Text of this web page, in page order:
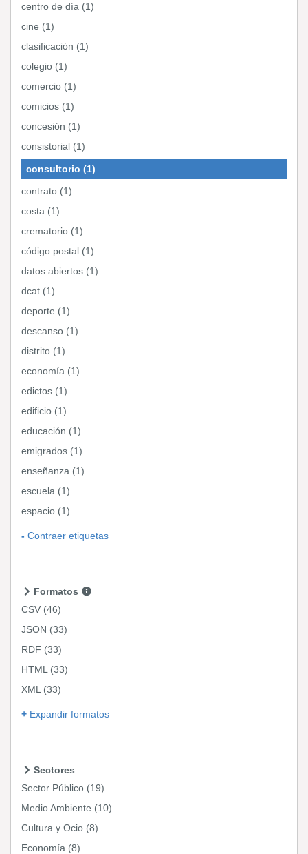
centro de día (1)
cine (1)
clasificación (1)
colegio (1)
comercio (1)
comicios (1)
concesión (1)
consistorial (1)
consultorio (1)
contrato (1)
costa (1)
crematorio (1)
código postal (1)
datos abiertos (1)
dcat (1)
deporte (1)
descanso (1)
distrito (1)
economía (1)
edictos (1)
edificio (1)
educación (1)
emigrados (1)
enseñanza (1)
escuela (1)
espacio (1)
Contraer etiquetas
Formatos
CSV (46)
JSON (33)
RDF (33)
HTML (33)
XML (33)
Expandir formatos
Sectores
Sector Público (19)
Medio Ambiente (10)
Cultura y Ocio (8)
Economía (8)